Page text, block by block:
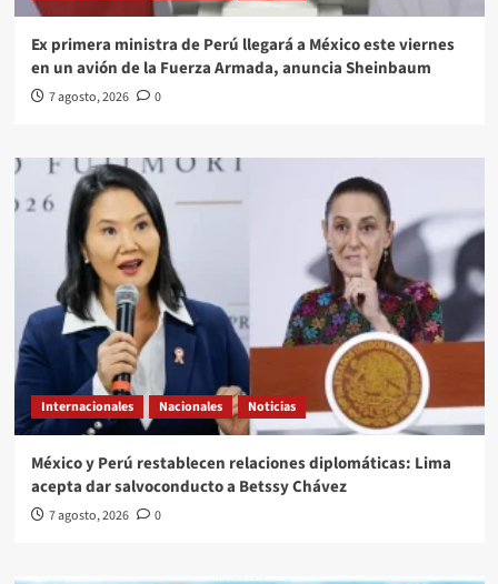
Ex primera ministra de Perú llegará a México este viernes
en un avión de la Fuerza Armada, anuncia Sheinbaum
7 agosto, 2026 0
Internacionales Nacionales Noticias
México y Perú restablecen relaciones diplomáticas: Lima
acepta dar salvoconducto a Betssy Chávez
7 agosto, 2026 0